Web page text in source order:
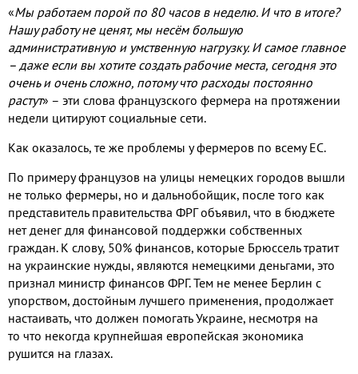
«Мы работаем порой по 80 часов в неделю. И что в итоге?
Нашу работу не ценят, мы несём большую
административную и умственную нагрузку. И самое главное
– даже если вы хотите создать рабочие места, сегодня это
очень и очень сложно, потому что расходы постоянно
растут» – эти слова французского фермера на протяжении
недели цитируют социальные сети.
Как оказалось, те же проблемы у фермеров по всему ЕС.
По примеру французов на улицы немецких городов вышли
не только фермеры, но и дальнобойщик, после того как
представитель правительства ФРГ объявил, что в бюджете
нет денег для финансовой поддержки собственных
граждан. К слову, 50% финансов, которые Брюссель тратит
на украинские нужды, являются немецкими деньгами, это
признал министр финансов ФРГ. Тем не менее Берлин с
упорством, достойным лучшего применения, продолжает
настаивать, что должен помогать Украине, несмотря на
то что некогда крупнейшая европейская экономика
рушится на глазах.